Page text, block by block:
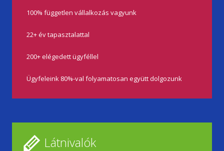
100% független vállalkozás vagyunk
22+ év tapasztalattal
200+ elégedett ügyféllel
Ügyfeleink 80%-val folyamatosan együtt dolgozunk
Látnivalók